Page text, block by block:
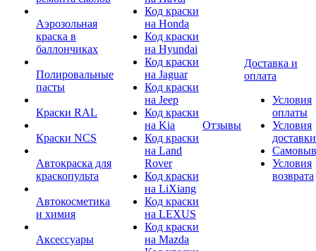
Аэрозольная
краска в
баллончиках
Полировальные
пасты
Краски RAL
Краски NCS
Автокраска для
краскопульта
Автокосметика
и химия
Аксессуары
Код краски
на Honda
Код краски
на Hyundai
Код краски
на Jaguar
Код краски
на Jeep
Код краски
на Kia
Код краски
на Land
Rover
Код краски
на LiXiang
Код краски
на LEXUS
Код краски
на Mazda
Отзывы
Доставка и
оплата
Условия
оплаты
Условия
доставки
Условия
возврата